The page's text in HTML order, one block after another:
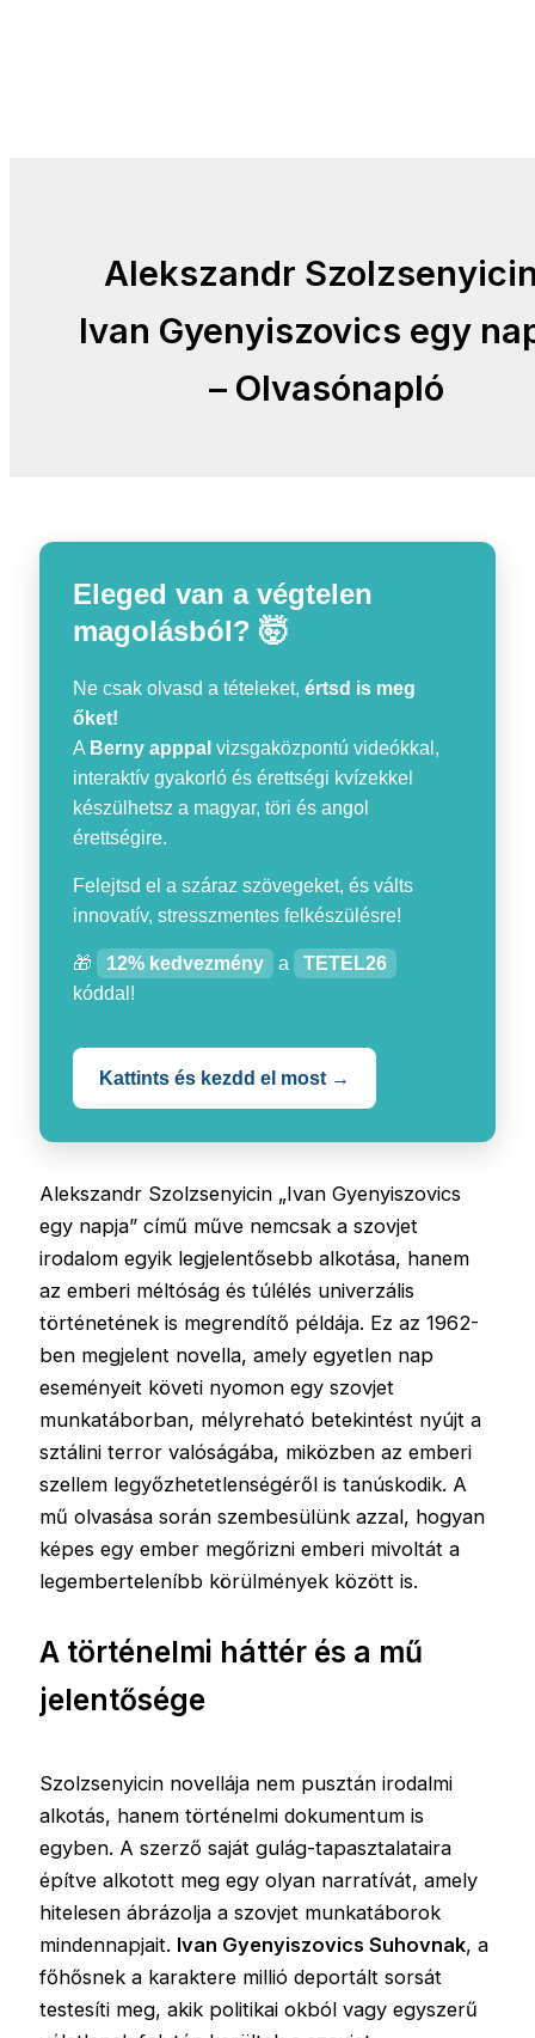
Alekszandr
Ivan Gyenyiszovics egy
– Olvasónapló
Eleged van a végtelen
magolásból? 🤯
Ne csak olvasd a tételeket,értsd is meg
őket!
A Berny apppal vizsgaközpontú videókkal,
interaktív gyakorló és érettségi kvízekkel
készülhetsz a magyar, töri és angol
érettségire.
Felejtsd el a száraz szövegeket, és válts
innovatív, stresszmentes felkészülésre!
🎁 12% kedvezmény a
TETEL26
kóddal!
Kattints és kezdd el most →
Alekszandr Szolzsenyicin „Ivan Gyenyiszovics
egy napja” című műve nemcsak a szovjet
irodalom egyik legjelentősebb alkotása, hanem
az emberi méltóság és túlélés univerzális
történetének is megrendítő példája. Ez az 1962-
ben megjelent novella, amely egyetlen nap
eseményeit követi nyomon egy szovjet
munkatáborban, mélyreható betekintést nyújt a
sztálini terror valóságába, miközben az emberi
szellem legyőzhetetlenségéről is tanúskodik. A
mű olvasása során szembesülünk azzal, hogyan
képes egy ember megőrizni emberi mivoltát a
legemberteleníbb körülmények között is.
A történelmi háttér és a mű
jelentősége
Szolzsenyicin novellája nem pusztán irodalmi
alkotás, hanem történelmi dokumentum is
egyben. A szerző saját gulág-tapasztalataira
építve alkotott meg egy olyan narratívát, amely
hitelesen ábrázolja a szovjet munkatáborok
mindennapjait. Ivan Gyenyiszovics Suhovnak, a
főhősnek a karaktere millió deportált sorsát
testesíti meg, akik politikai okból vagy egyszerű